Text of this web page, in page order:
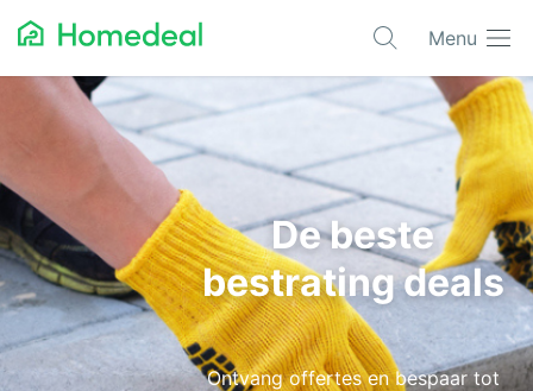
Menu
Populaire projecten
Aannemer
Alarmsystemen
Architect
De beste
bestrating deals
Ontvang offertes en bespaar tot